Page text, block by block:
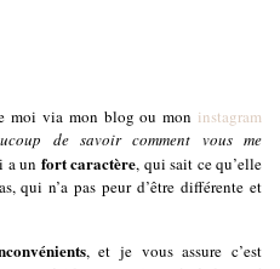
moi via mon blog ou mon instagram
de savoir comment vous me
a un fort caractère, qui sait ce qu’elle
qui n’a pas peur d’être différente et
, et je vous assure c’est